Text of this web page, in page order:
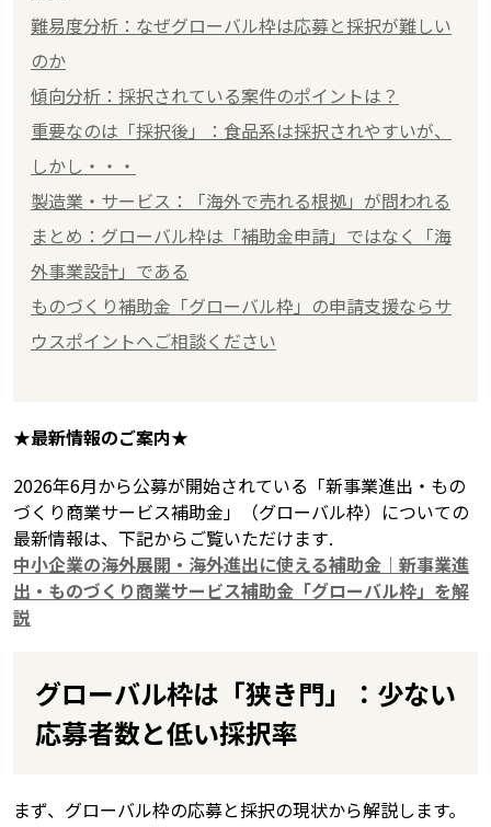
難易度分析：なぜグローバル枠は応募と採択が難しい
のか
傾向分析：採択されている案件のポイントは？
重要なのは「採択後」：食品系は採択されやすいが、
しかし・・・
製造業・サービス：「海外で売れる根拠」が問われる
まとめ：グローバル枠は「補助金申請」ではなく「海
外事業設計」である
ものづくり補助金「グローバル枠」の申請支援ならサ
ウスポイントへご相談ください
★最新情報のご案内★
2026年6月から公募が開始されている「新事業進出・もの
づくり商業サービス補助金」（グローバル枠）についての
最新情報は、下記からご覧いただけます.
中小企業の海外展開・海外進出に使える補助金｜新事業進
出・ものづくり商業サービス補助金「グローバル枠」を解
説
グローバル枠は「狭き門」：少ない
応募者数と低い採択率
まず、グローバル枠の応募と採択の現状から解説します。